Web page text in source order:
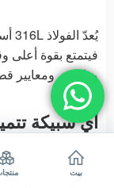
فيتمتع بقوة أعلى
مناسبة، ومعايير
أي سبيكة
بيت